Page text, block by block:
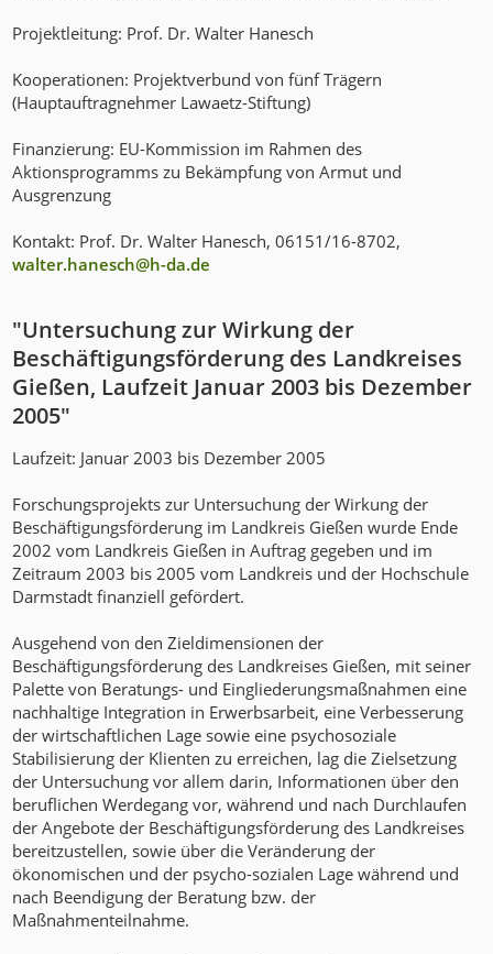
Projektleitung: Prof. Dr. Walter Hanesch
Kooperationen: Projektverbund von fünf Trägern
(Hauptauftragnehmer Lawaetz-Stiftung)
Finanzierung: EU-Kommission im Rahmen des
Aktionsprogramms zu Bekämpfung von Armut und
Ausgrenzung
Kontakt: Prof. Dr. Walter Hanesch, 06151/16-8702,
walter.hanesch@h-da.de
"Untersuchung zur Wirkung der
Beschäftigungsförderung des Landkreises
Gießen, Laufzeit Januar 2003 bis Dezember
2005"
Laufzeit: Januar 2003 bis Dezember 2005
Forschungsprojekts zur Untersuchung der Wirkung der
Beschäftigungsförderung im Landkreis Gießen wurde Ende
2002 vom Landkreis Gießen in Auftrag gegeben und im
Zeitraum 2003 bis 2005 vom Landkreis und der Hochschule
Darmstadt finanziell gefördert.
Ausgehend von den Zieldimensionen der
Beschäftigungsförderung des Landkreises Gießen, mit seiner
Palette von Beratungs- und Eingliederungsmaßnahmen eine
nachhaltige Integration in Erwerbsarbeit, eine Verbesserung
der wirtschaftlichen Lage sowie eine psychosoziale
Stabilisierung der Klienten zu erreichen, lag die Zielsetzung
der Untersuchung vor allem darin, Informationen über den
beruflichen Werdegang vor, während und nach Durchlaufen
der Angebote der Beschäftigungsförderung des Landkreises
bereitzustellen, sowie über die Veränderung der
ökonomischen und der psycho-sozialen Lage während und
nach Beendigung der Beratung bzw. der
Maßnahmenteilnahme.